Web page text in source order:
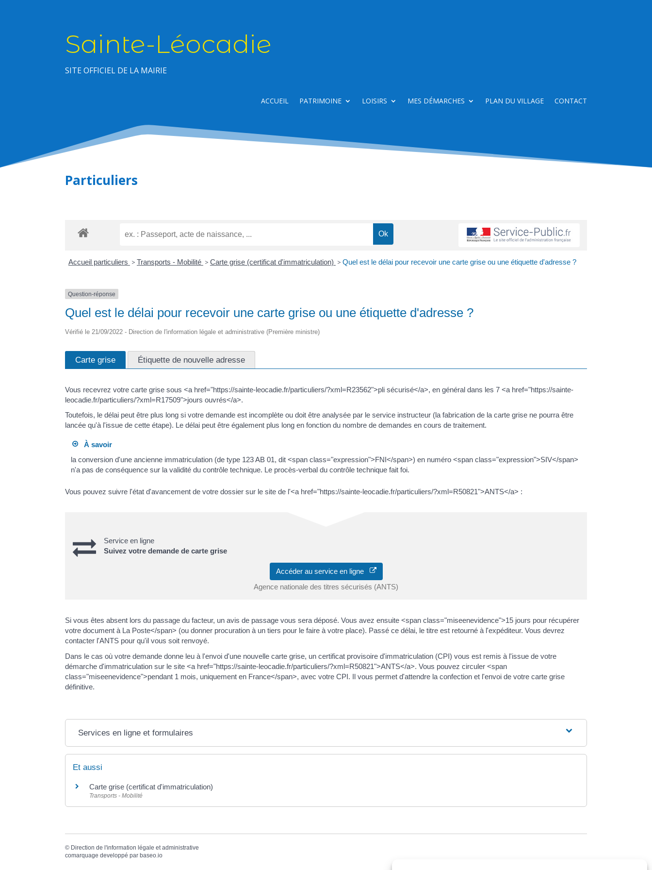
Sainte-Léocadie
SITE OFFICIEL DE LA MAIRIE
ACCUEIL PATRIMOINE LOISIRS MES DÉMARCHES PLAN DU VILLAGE CONTACT
Particuliers
Accueil particuliers > Transports - Mobilité > Carte grise (certificat d'immatriculation) > Quel est le délai pour recevoir une carte grise ou une étiquette d'adresse ?
Question-réponse
Quel est le délai pour recevoir une carte grise ou une étiquette d'adresse ?
Vérifié le 21/09/2022 - Direction de l'information légale et administrative (Première ministre)
Carte grise Étiquette de nouvelle adresse
Vous recevrez votre carte grise sous <a href="https://sainte-leocadie.fr/particuliers/?xml=R23562">pli sécurisé</a>, en général dans les 7 <a href="https://sainte-
leocadie.fr/particuliers/?xml=R17509">jours ouvrés</a>.
Toutefois, le délai peut être plus long si votre demande est incomplète ou doit être analysée par le service instructeur (la fabrication de la carte grise ne pourra être
lancée qu'à l'issue de cette étape). Le délai peut être également plus long en fonction du nombre de demandes en cours de traitement.
À savoir
la conversion d'une ancienne immatriculation (de type 123 AB 01, dit <span class="expression">FNI</span>) en numéro <span class="expression">SIV</span>
n'a pas de conséquence sur la validité du contrôle technique. Le procès-verbal du contrôle technique fait foi.
Vous pouvez suivre l'état d'avancement de votre dossier sur le site de l'<a href="https://sainte-leocadie.fr/particuliers/?xml=R50821">ANTS</a> :
Service en ligne
Suivez votre demande de carte grise
Accéder au service en ligne
Agence nationale des titres sécurisés (ANTS)
Si vous êtes absent lors du passage du facteur, un avis de passage vous sera déposé. Vous avez ensuite <span class="miseenevidence">15 jours pour récupérer
votre document à La Poste</span> (ou donner procuration à un tiers pour le faire à votre place). Passé ce délai, le titre est retourné à l'expéditeur. Vous devrez
contacter l'ANTS pour qu'il vous soit renvoyé.
Dans le cas où votre demande donne leu à l'envoi d'une nouvelle carte grise, un certificat provisoire d'immatriculation (CPI) vous est remis à l'issue de votre
démarche d'immatriculation sur le site <a href="https://sainte-leocadie.fr/particuliers/?xml=R50821">ANTS</a>. Vous pouvez circuler <span
class="miseenevidence">pendant 1 mois, uniquement en France</span>, avec votre CPI. Il vous permet d'attendre la confection et l'envoi de votre carte grise
définitive.
Services en ligne et formulaires
Et aussi
Carte grise (certificat d'immatriculation)
Transports - Mobilité
© Direction de l'information légale et administrative
comarquage developpé par baseo.io